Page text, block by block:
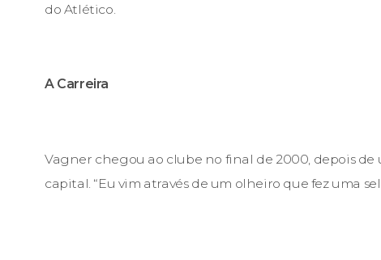
do Atlético.
A Carreira
Vagner chegou ao clube no final de 2000, depois de
capital. “Eu vim através de um olheiro que fez uma